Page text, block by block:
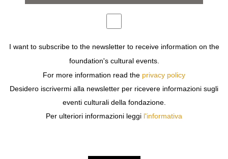
I want to subscribe to the newsletter to receive information on the
foundation's cultural events.
For more information read the privacy policy
Desidero iscrivermi alla newsletter per ricevere informazioni sugli
eventi culturali della fondazione.
Per ulteriori informazioni leggi l'informativa